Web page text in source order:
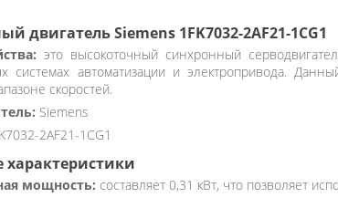
двигатель Siemens 1FK7032-2AF21-1CG1
это высокоточный синхронный
системах автоматизации и электропривода.
скоростей.
Siemens
2AF21-1CG1
мощность: составляет 0,31 кВт, что позволяет